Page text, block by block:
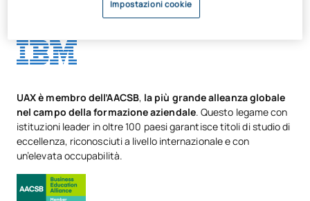
Il corso di laurea include la certificazione Data
Professional Analyst Certifícate by
UAX è membro dell’AACSB, la più grande alleanza globale
nel campo della formazione aziendale. Questo legame con
istituzioni leader in oltre 100 paesi garantisce titoli di studio di
eccellenza, riconosciuti a livello internazionale e con
un’elevata occupabilità.
Impostazioni cookie